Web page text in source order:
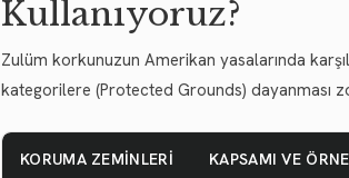
Kullanıyoruz?
Zulüm korkunuzun Amerikan yasalarında
kategorilere (Protected Grounds) dayanması
KORUMA ZEMINLERI KAPSAMI VE